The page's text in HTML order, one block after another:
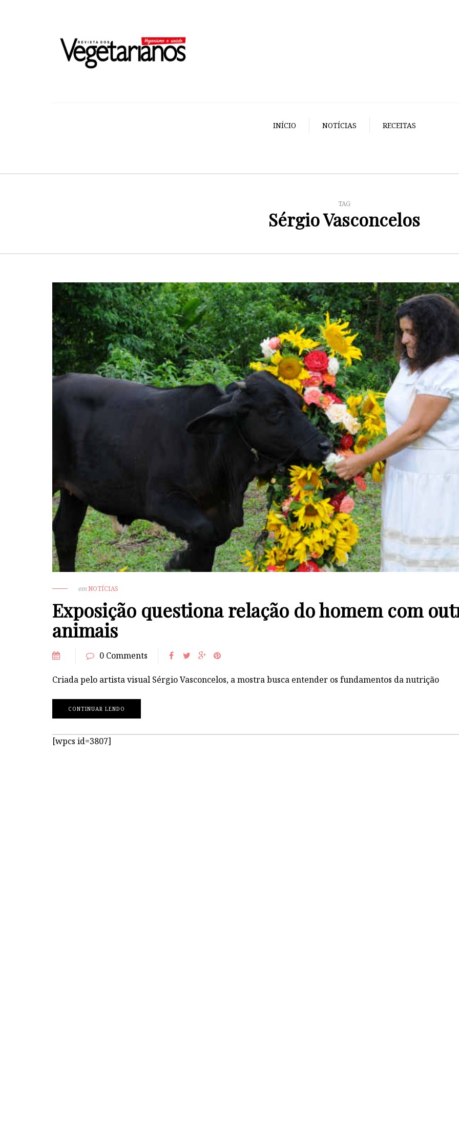
INÍCIO NOTÍCIAS RECEITAS
TAG
Sérgio Vasconcelos
emNOTÍCIAS
Exposição questiona relação do homem com
animais
0 Comments
Criada pelo artista visual Sérgio Vasconcelos, a mostra busca entender os fundamentos da nutrição
CONTINUAR LENDO
[wpcs id=3807]